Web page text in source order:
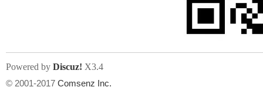
Powered by Discuz! X3.4
© 2001-2017 Comsenz Inc.